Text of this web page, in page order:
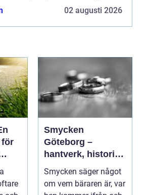
det är viktigt att underhålla dem
02 augusti 2026
för
Smycken
Göteborg –
hantverk, historia
och personligt
uttryck
Smycken säger något
om vem bäraren är, var